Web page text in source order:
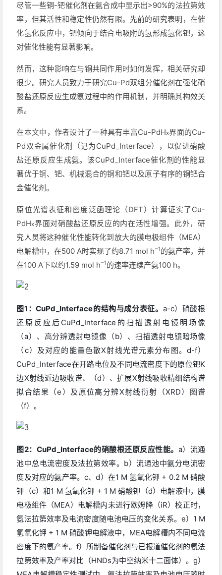
尽管一些铜-钯催化剂在氨合成中显示出>90%的法拉第效
率，但其活性和稳定性仍然有限。先前的研究表明，在催
化氢化反应中，钯倾向于结合电吸附的氢形成氢化钯，这
对催化性能有显著影响。
然而，这种影响在与铜共同作用时如何发挥，相关研究却
很少。研究人员致力于研究Cu-Pd双组分催化剂在强化硝
酸盐还原反应生成氨过程中的作用机制，并明确其构效关
系。
在本文中，作者设计了一种具有丰富Cu-PdHx界面的Cu-
Pd双金属催化剂（记为CuPd_Interface），以促进硝酸
盐还原反应生成氨。该CuPd_Interface催化剂的性能显
著优于铜、钯、机械混合的铜和钯以及原子有序的铜钯合
金催化剂。
原位光谱表征和密度泛函理论（DFT）计算证实了Cu-
PdHx界面对硝酸盐还原反应的内在活性增强。此外，研
究人员将这种催化性能转化到放大的膜电极组件（MEA）
电解槽中，在500 A时实现了约8.71 mol h−1的氨产率，并
在100 A下以约1.59 mol h−1的速率连续产氨100 h。
图1：CuPd_Interface的结构与成分表征。 a-c）硝酸根
还原反应后CuPd_Interface的扫描透射电镜明场像
（a）、高分辨透射电镜像（b）、扫描透射电镜暗场像
（c）及对应的能量色散X射线光谱元素分布图。d-f）
CuPd_Interface在开路电位及不同电流密度下的原位钯K
边X射线近边吸收谱、（d）、扩展X射线吸收精细结构谱
拟合结果（e）及原位高分辨X射线衍射（XRD）图谱
（f）。
图2：CuPd_Interface的硝酸根还原反应性能。 a）流通
池中总电流密度及法拉第效率。b）流通池中氨分电流密
度及对应的氨产率。c、d）在1 M 氢氧化钾 + 0.2 M 硝酸
钾（c）和1 M 氢氧化钾 + 1 M 硝酸钾（d）电解液中，膜
电极组件（MEA）电解槽内未进行欧姆降（iR）校正时，
氨法拉第效率及电流密度随电池电压的变化关系。e）1 M
氢氧化钾 + 1 M 硝酸钾电解液中，MEA电解槽内不同电流
密度下的氨产率。f）所制备催化剂与已报道催化剂的氨法
拉第效率及产率对比（HNDs为中空纳米十二面体）。g）